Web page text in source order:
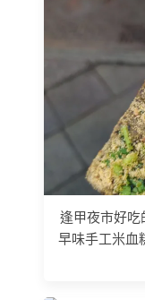
逢甲夜市好
早味手工米血